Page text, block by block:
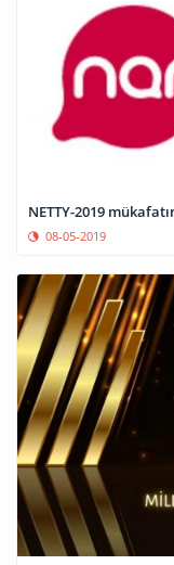
NETTY-2019
08-05-2019